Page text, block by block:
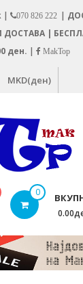
| 070 826 222 |
ДОСТАВА |
ден. | MakTop
MKD(ден)
0